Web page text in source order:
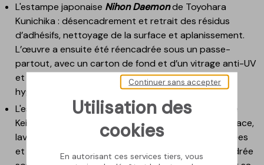
L'estampe japonaise Nihon Daemonde Toyohara
Kunichika : désencadrement et retrait des résidus
d’adhésifs, nettoyage de la surface et aplanissement.
L’œuvre a ensuite été réencadrée sous un passe-
partout, avec un carton de fond et d’un vitrage anti-UV
et anti-reflets faisant barrière contre les variations
hygrométriques et les poussières.
L'estampe japonaiseTamaya uchi Hanamurasaki
de
Keisai Eisen : désencadrement, nettoyage de la surface,
lavage aqueux, doublage, renfort des zones fragilisées
et aplanissement. L’œuvre a égalament été réencadrée
Utilisation des
cookies
En autorisant ces services tiers, vous
Continuer sans accepter